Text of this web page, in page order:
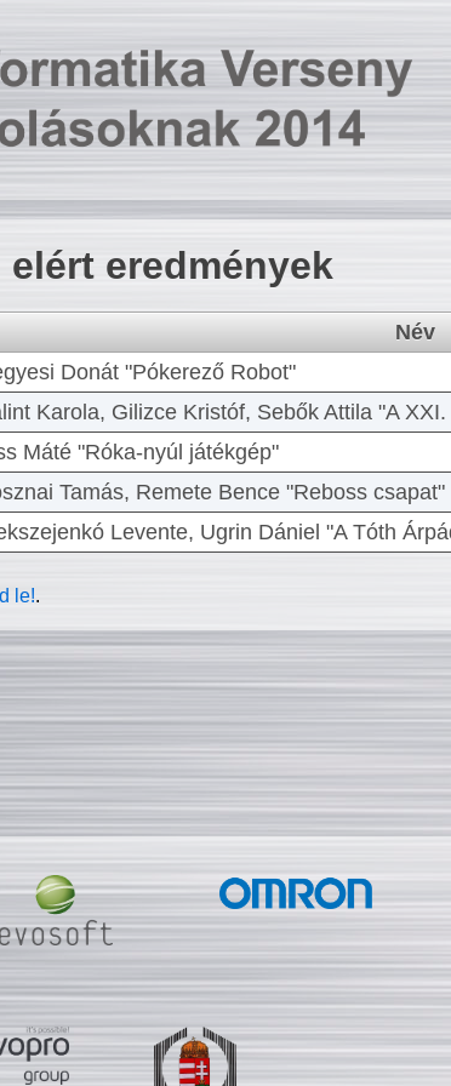
elért eredmények
Név
Donát "Pókerező Robot"
Karola, Gilizce Kristóf, Sebők Attila "A
Máté "Róka-nyúl játékgép"
Tamás, Remete Bence "Reboss csapat"
Levente, Ugrin Dániel "A Tóth
le!.